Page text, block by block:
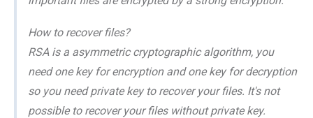
How to recover files?
RSA is a asymmetric cryptographic algorithm, you
need one key for encryption and one key for decryption
so you need private key to recover your files. It's not
possible to recover your files without private key.